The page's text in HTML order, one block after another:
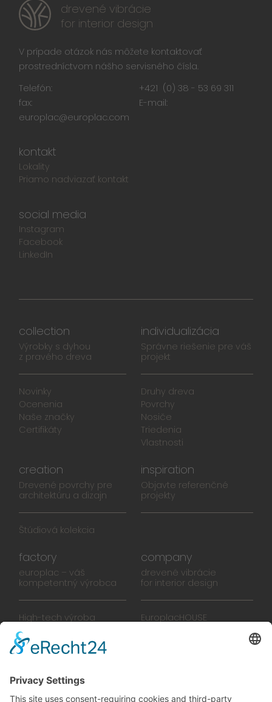
drevené vibrácie
for interior design
V prípade otázok nás môžete kontaktovať
prostredníctvom nášho servisného čísla.
Telefón:
+421 (0) 38 - 53 69 311
fax:
E-mail:
europlac@europlac.com
kontakt
Lokality
Priamo nadviazať kontakt
social media
Instagram
Facebook
LinkedIn
collection
Výrobky s dyhou
z pravého dreva
Novinky
Ocenenia
Naše značky
Certifikáty
individualizácia
Správne riešenie pre váš
projekt
Druhy dreva
Povrchy
Nosiče
Triedenia
Vlastnosti
creation
Drevené povrchy pre
architektúru a dizajn
Štúdiová kolekcia
inspiration
Objavte referenčné
projekty
factory
europlac – váš
kompetentný výrobca
High-tech výroba
Manufaktúra
company
drevené vibrácie
for interior design
EuroplacHOUSE
PREDAJŠKOLY